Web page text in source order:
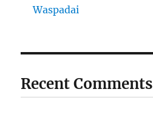
Waspadai
Recent Comments